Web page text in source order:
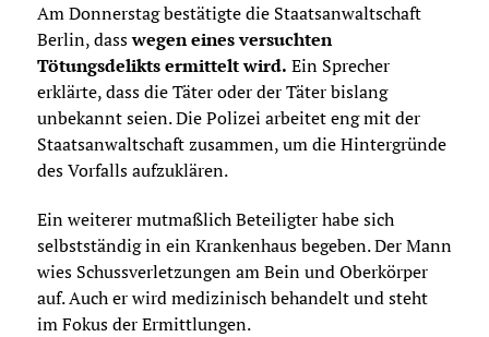
Am Donnerstag bestätigte die Staatsanwaltschaft
Berlin, dasswegen eines versuchten
Tötungsdelikts ermittelt wird. Ein Sprecher
erklärte, dass die Täter oder der Täter bislang
unbekannt seien. Die Polizei arbeitet eng mit der
Staatsanwaltschaft zusammen, um die Hintergründe
des Vorfalls aufzuklären.
Ein weiterer mutmaßlich Beteiligter habe sich
selbstständig in ein Krankenhaus begeben. Der Mann
wies Schussverletzungen am Bein und Oberkörper
auf. Auch er wird medizinisch behandelt und steht
im Fokus der Ermittlungen.